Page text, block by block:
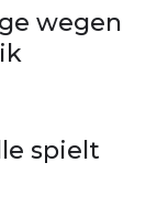
wegen
spielt